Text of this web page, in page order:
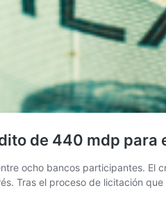
de 440 mdp para
ocho bancos participantes.
Tras el proceso de licitación